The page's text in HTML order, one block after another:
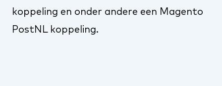
koppeling en onder andere een Magento
PostNL koppeling.